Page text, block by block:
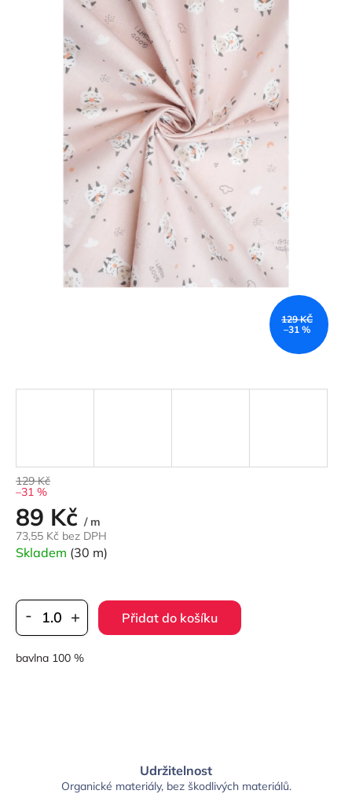
129 KČ
–31 %
129 Kč
–31 %
89 Kč / m
73,55 Kč bez DPH
Měrná
cena:
Skladem (30 m)
Přidat do košíku
bavlna 100 %
Udržitelnost
Organické materiály, bez škodlivých materiálů.